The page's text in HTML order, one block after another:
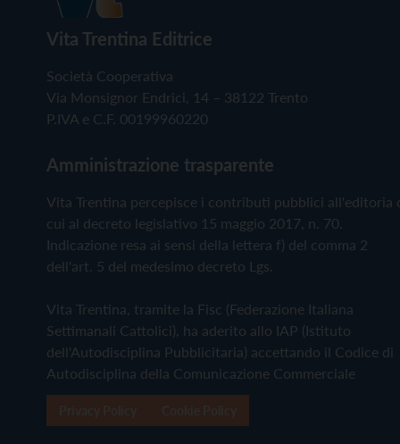
Vita Trentina Editrice
Società Cooperativa
Via Monsignor Endrici, 14 – 38122 Trento
P.IVA e C.F. 00199960220
Amministrazione trasparente
Vita Trentina percepisce i contributi pubblici all'editoria
cui al decreto legislativo 15 maggio 2017, n. 70.
Indicazione resa ai sensi della lettera f) del comma 2
dell'art. 5 del medesimo decreto Lgs.
Vita Trentina, tramite la Fisc (Federazione Italiana
Settimanali Cattolici), ha aderito allo IAP (Istituto
dell'Autodisciplina Pubblicitaria) accettando il Codice di
Autodisciplina della Comunicazione Commerciale